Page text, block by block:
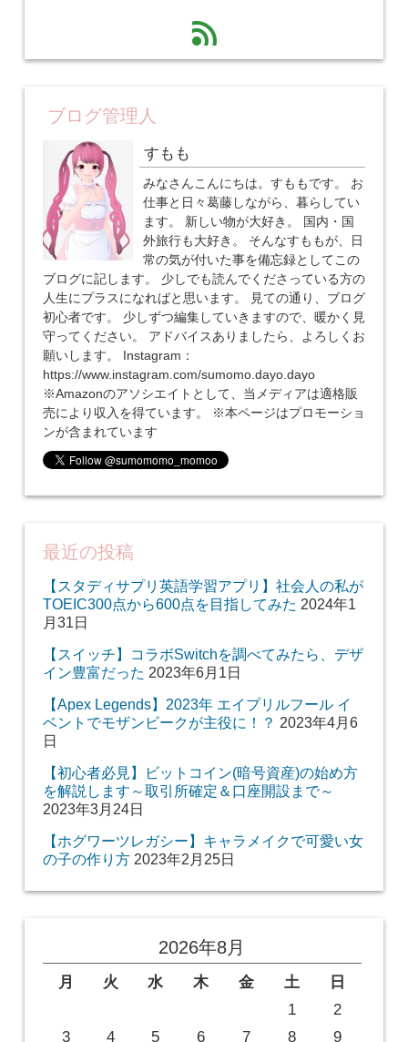
feed
ブログ管理人
すもも
みなさんこんにちは。すももです。 お
仕事と日々葛藤しながら、暮らしてい
ます。 新しい物が大好き。 国内・国
外旅行も大好き。 そんなすももが、日
常の気が付いた事を備忘録としてこの
ブログに記します。 少しでも読んでくださっている方の
人生にプラスになればと思います。 見ての通り、ブログ
初心者です。 少しずつ編集していきますので、暖かく見
守ってください。 アドバイスありましたら、よろしくお
願いします。 Instagram：
https://www.instagram.com/sumomo.dayo.dayo
※Amazonのアソシエイトとして、当メディアは適格販
売により収入を得ています。 ※本ページはプロモーショ
ンが含まれています
最近の投稿
【スタディサプリ英語学習アプリ】社会人の私が
TOEIC300点から600点を目指してみた 2024年1
月31日
【スイッチ】コラボSwitchを調べてみたら、デザ
イン豊富だった 2023年6月1日
【Apex Legends】2023年 エイプリルフール イ
ベントでモザンビークが主役に！？ 2023年4月6
日
【初心者必見】ビットコイン(暗号資産)の始め方
を解説します～取引所確定＆口座開設まで～
2023年3月24日
【ホグワーツレガシー】キャラメイクで可愛い女
の子の作り方 2023年2月25日
2026年8月
月 火 水 木 金 土
日
1
2
3
4 5 6 7 8
9